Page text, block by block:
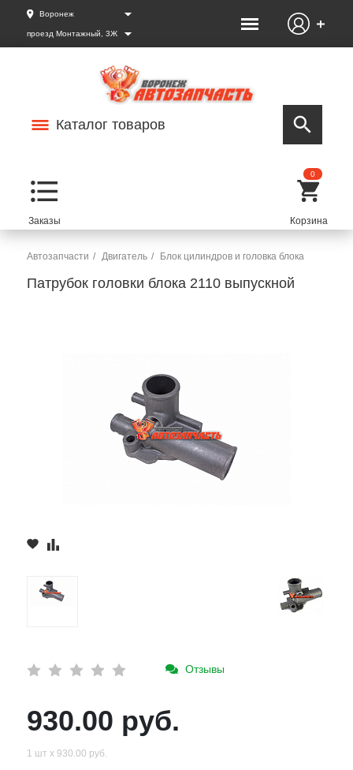
Воронеж
проезд Монтажный, 3Ж
Каталог товаров
0
Автозапчасти Двигатель Блок цилиндров и головка блока
Патрубок головки блока 2110 выпускной
Отзывы
930.00 руб.
1 шт х 930.00 руб.